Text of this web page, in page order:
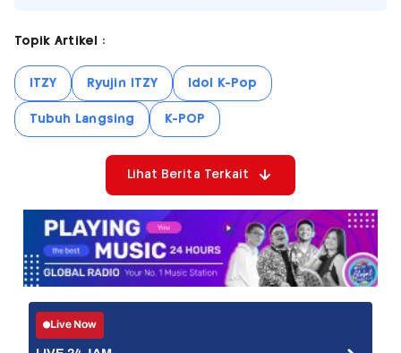
Topik Artikel :
ITZY Ryujin ITZY Idol K-Pop
Tubuh Langsing K-POP
Lihat Berita Terkait
Live Now